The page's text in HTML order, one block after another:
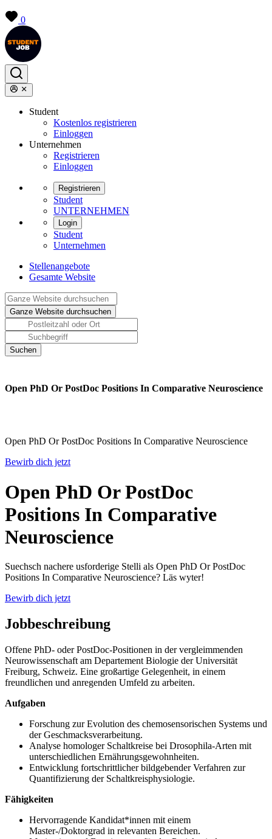
0
Student
Kostenlos registrieren
Einloggen
Unternehmen
Registrieren
Einloggen
Registrieren
Student
UNTERNEHMEN
Login
Student
Unternehmen
Stellenangebote
Gesamte Website
Open PhD Or PostDoc Positions In Comparative Neuroscience
Open PhD Or PostDoc Positions In Comparative Neuroscience
Bewirb dich jetzt
Open PhD Or PostDoc
Positions In Comparative
Neuroscience
Suechsch nachere usforderige Stelli als Open PhD Or PostDoc
Positions In Comparative Neuroscience? Läs wyter!
Bewirb dich jetzt
Jobbeschreibung
Offene PhD- oder PostDoc-Positionen in der vergleimmenden
Neurowissenschaft am Departement Biologie der Universität
Freiburg, Schweiz. Eine großartige Gelegenheit, in einem
freundlichen und anregenden Umfeld zu arbeiten.
Aufgaben
Forschung zur Evolution des chemosensorischen Systems und
der Geschmacksverarbeitung.
Analyse homologer Schaltkreise bei Drosophila-Arten mit
unterschiedlichen Ernährungsgewohnheiten.
Entwicklung fortschrittlicher bildgebender Verfahren zur
Quantifizierung der Schaltkreisphysiologie.
Fähigkeiten
Hervorragende Kandidat*innen mit einem
Master-/Doktorgrad in relevanten Bereichen.